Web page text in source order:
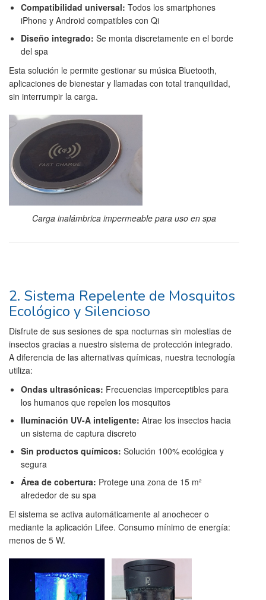
Compatibilidad universal: Todos los smartphones
iPhone y Android compatibles con Qi
Diseño integrado: Se monta discretamente en el borde
del spa
Esta solución le permite gestionar su música Bluetooth,
aplicaciones de bienestar y llamadas con total tranquilidad,
sin interrumpir la carga.
Carga inalámbrica impermeable para uso en spa
2. Sistema Repelente de Mosquitos
Ecológico y Silencioso
Disfrute de sus sesiones de spa nocturnas sin molestias de
insectos gracias a nuestro sistema de protección integrado.
A diferencia de las alternativas químicas, nuestra tecnología
utiliza:
Ondas ultrasónicas: Frecuencias imperceptibles para
los humanos que repelen los mosquitos
Iluminación UV-A inteligente: Atrae los insectos hacia
un sistema de captura discreto
Sin productos químicos: Solución 100% ecológica y
segura
Área de cobertura: Protege una zona de 15 m²
alrededor de su spa
El sistema se activa automáticamente al anochecer o
mediante la aplicación Lifee. Consumo mínimo de energía:
menos de 5 W.